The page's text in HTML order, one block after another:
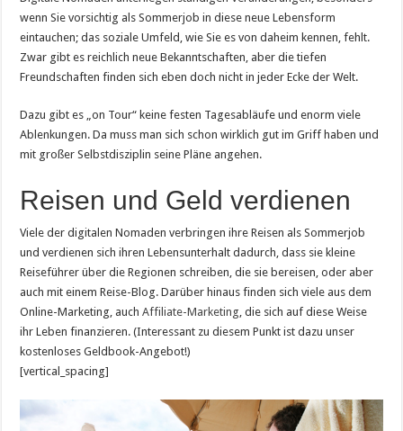
wenn Sie vorsichtig als Sommerjob in diese neue Lebensform
eintauchen; das soziale Umfeld, wie Sie es von daheim kennen, fehlt.
Zwar gibt es reichlich neue Bekanntschaften, aber die tiefen
Freundschaften finden sich eben doch nicht in jeder Ecke der Welt.
Dazu gibt es „on Tour“ keine festen Tagesabläufe und enorm viele
Ablenkungen. Da muss man sich schon wirklich gut im Griff haben und
mit großer Selbstdisziplin seine Pläne angehen.
Reisen und Geld verdienen
Viele der digitalen Nomaden verbringen ihre Reisen als Sommerjob
und verdienen sich ihren Lebensunterhalt dadurch, dass sie kleine
Reiseführer über die Regionen schreiben, die sie bereisen, oder aber
auch mit einem Reise-Blog. Darüber hinaus finden sich viele aus dem
Online-Marketing, auchAffiliate-Marketing, die sich auf diese Weise
ihr Leben finanzieren. (Interessant zu diesem Punkt ist dazu unser
kostenloses Geldbook-Angebot!)
[vertical_spacing]